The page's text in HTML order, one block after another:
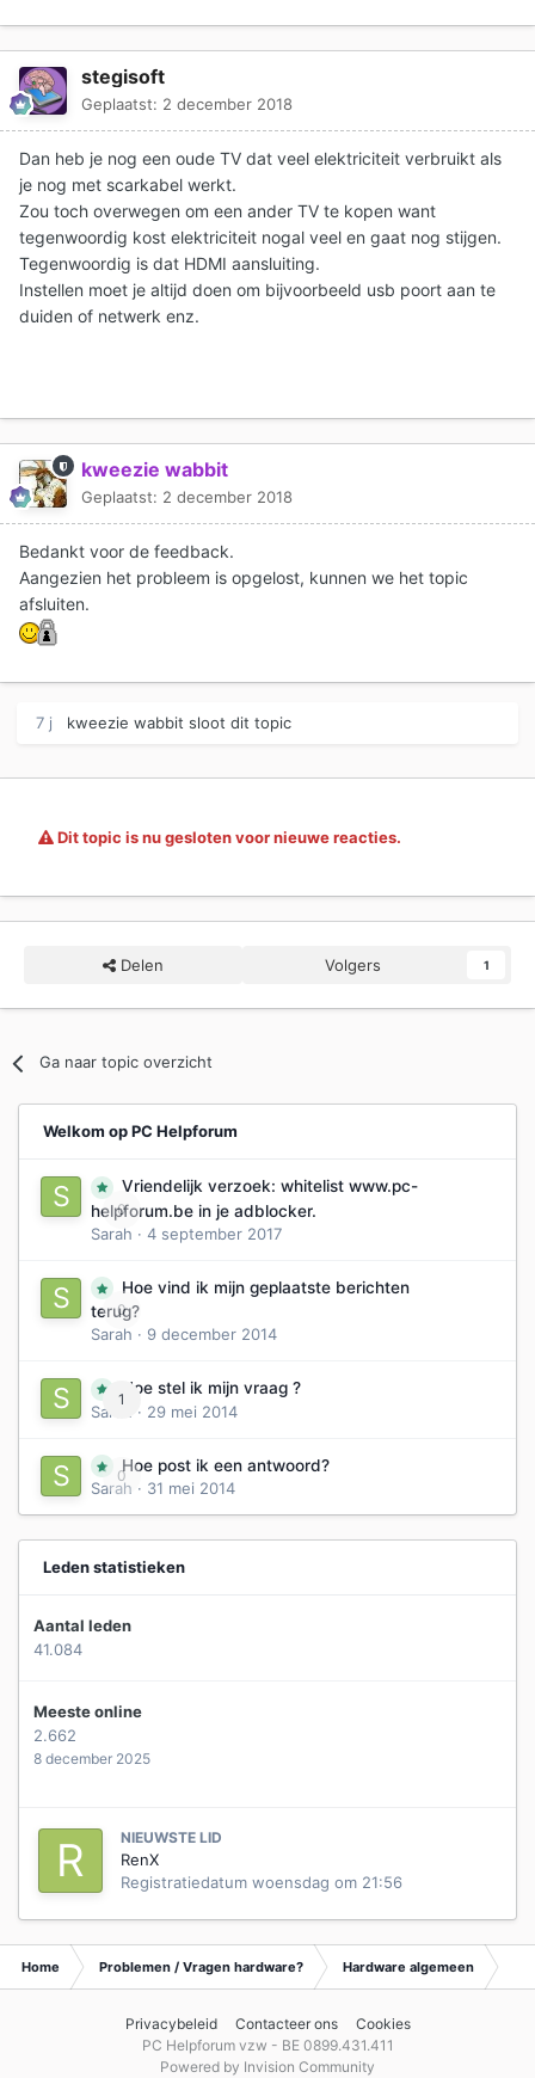
stegisoft
Geplaatst: 2 december 2018
Dan heb je nog een oude TV dat veel elektriciteit verbruikt als
je nog met scarkabel werkt.
Zou toch overwegen om een ander TV te kopen want
tegenwoordig kost elektriciteit nogal veel en gaat nog stijgen.
Tegenwoordig is dat HDMI aansluiting.
Instellen moet je altijd doen om bijvoorbeeld usb poort aan te
duiden of netwerk enz.
kweezie wabbit
Geplaatst: 2 december 2018
Bedankt voor de feedback.
Aangezien het probleem is opgelost, kunnen we het topic
afsluiten.
7 j kweezie wabbit sloot dit topic
Dit topic is nu gesloten voor nieuwe reacties.
Delen Volgers 1
Ga naar topic overzicht
Welkom op PC Helpforum
0
Vriendelijk verzoek: whitelist www.pc-
helpforum.be in je adblocker.
Sarah · 4 september 2017
0
Hoe vind ik mijn geplaatste berichten
terug?
Sarah · 9 december 2014
1
Hoe stel ik mijn vraag ?
Sarah
· 29 mei 2014
0
Hoe post ik een antwoord?
Sarah · 31 mei 2014
Leden statistieken
Aantal leden
41.084
Meeste online
2.662
8 december 2025
NIEUWSTE LID
RenX
Registratiedatum woensdag om 21:56
Home Problemen / Vragen hardware? Hardware algemeen
Privacybeleid Contacteer ons
Cookies
PC Helpforum vzw - BE 0899.431.411
Powered by Invision Community